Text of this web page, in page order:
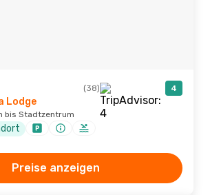
(38) 4
Lodge
bis Stadtzentrum
Preise anzeigen